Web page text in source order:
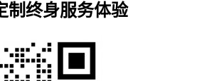
制终身服务体验